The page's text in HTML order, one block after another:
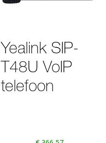
Yealink SIP-
T48U VoIP
telefoon